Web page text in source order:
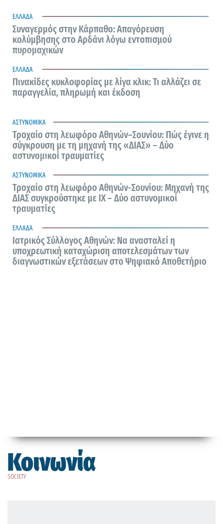
ΕΛΛΑΔΑ
Συναγερμός στην Κάρπαθο: Απαγόρευση
κολύμβησης στο Αρδάνι λόγω εντοπισμού
πυρομαχικών
ΕΛΛΑΔΑ
Πινακίδες κυκλοφορίας με λίγα κλικ: Τι αλλάζει σε
παραγγελία, πληρωμή και έκδοση
9 Αυγούστου 2026
ΑΣΤΥΝΟΜΙΚΑ
Τροχαίο στη λεωφόρο Αθηνών–Σουνίου: Πώς έγινε η
σύγκρουση με τη μηχανή της «ΔΙΑΣ» – Δύο
αστυνομικοί τραυματίες
ΑΣΤΥΝΟΜΙΚΑ
Τροχαίο στη λεωφόρο Αθηνών-Σουνίου: Μηχανή της
ΔΙΑΣ συγκρούστηκε με ΙΧ – Δύο αστυνομικοί
τραυματίες
9 Αυγούστου 2026
ΕΛΛΑΔΑ
Ιατρικός Σύλλογος Αθηνών: Να ανασταλεί η
υποχρεωτική καταχώριση αποτελεσμάτων των
διαγνωστικών εξετάσεων στο Ψηφιακό Αποθετήριο
9 Αυγούστου 2026
Κοινωνία
SOCIETY